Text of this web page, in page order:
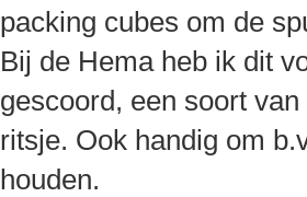
packing cubes om de
Bij de Hema heb ik dit
gescoord, een soort
ritsje. Ook handig om
houden.